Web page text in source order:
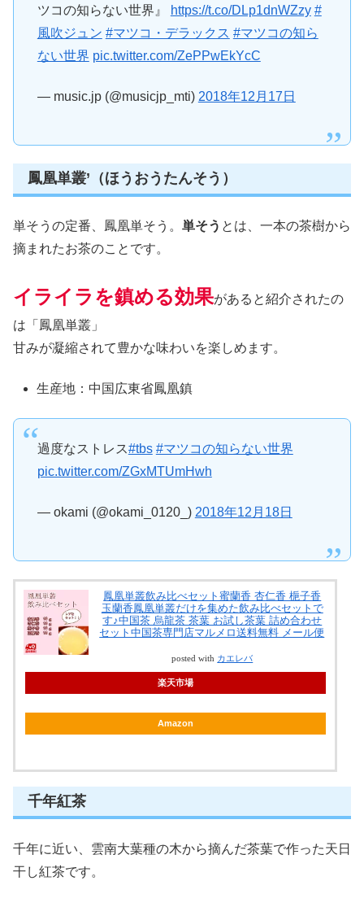
ツコの知らない世界』 https://t.co/DLp1dnWZzy #
風吹ジュン #マツコ・デラックス #マツコの知ら
ない世界 pic.twitter.com/ZePPwEkYcC
— music.jp (@musicjp_mti) 2018年12月17日
鳳凰単叢’（ほうおうたんそう）
単そうの定番、鳳凰単そう。 単そう とは、一本の茶樹から
摘まれたお茶のことです。
イライラを鎮める効果があると紹介されたの
は「鳳凰単叢」
甘みが凝縮されて豊かな味わいを楽しめます。
生産地：中国広東省鳳凰鎮
過度なストレス#tbs #マツコの知らない世界
pic.twitter.com/ZGxMTUmHwh
— okami (@okami_0120_) 2018年12月18日
鳳凰単叢飲み比べセット蜜蘭香 杏仁香 梔子香
玉蘭香鳳凰単叢だけを集めた飲み比べセットで
す♪中国茶 烏龍茶 茶葉 お試し茶葉 詰め合わせ
セット中国茶専門店マルメロ送料無料 メール便
posted with カエレバ
楽天市場
Amazon
千年紅茶
千年に近い、雲南大葉種の木から摘んだ茶葉で作った天日
干し紅茶です。